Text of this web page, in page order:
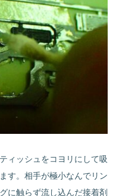
ィッシュをコヨリにして吸
す。相手が極小なんでリン
に触らず流し込んだ接着剤